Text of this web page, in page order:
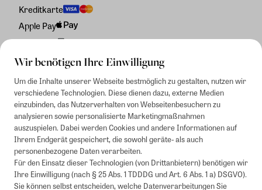
Wir benötigen Ihre Einwilligung
Um die Inhalte unserer Webseite bestmöglich zu gestalten, nutzen wir
verschiedene Technologien. Diese dienen dazu, externe Medien
einzubinden, das Nutzerverhalten von Webseitenbesuchern zu
analysieren sowie personalisierte Marketingmaßnahmen
auszuspielen. Dabei werden Cookies und andere Informationen auf
Ihrem Endgerät gespeichert, die sowohl geräte- als auch
personenbezogene Daten verarbeiten.
Für den Einsatz dieser Technologien (von Drittanbietern) benötigen wir
Ihre Einwilligung (nach § 25 Abs. 1 TDDDG und Art. 6 Abs. 1 a) DSGVO).
Sie können selbst entscheiden, welche Datenverarbeitungen Sie
Kreditkarte
Apple Pay
Rechnung